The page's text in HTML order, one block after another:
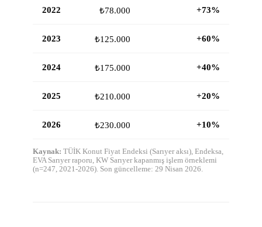
2022 ₺78.000 +73%
2023 ₺125.000 +60%
2024 ₺175.000 +40%
2025 ₺210.000 +20%
2026 ₺230.000 +10%
Kaynak: TÜİK Konut Fiyat Endeksi (Sarıyer aksı), Endeksa,
EVA Sarıyer raporu, KW Sarıyer kapanmış işlem örneklemi
(n=247, 2021-2026). Son güncelleme: 29 Nisan 2026.